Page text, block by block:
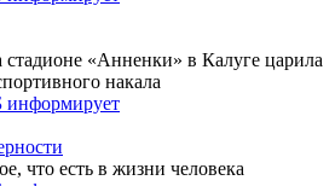
«Анненки» в Калуге царила
накала
что есть в жизни человека